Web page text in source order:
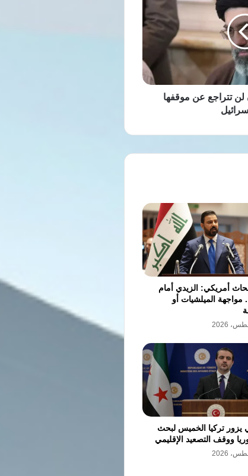
لن تتراجع عن موقفها
أمريكي: الزيدي أمام
مواجهة الميلشيات أو
يزور تركيا الخميس لبحث
ووقف التصعيد الإقليمي